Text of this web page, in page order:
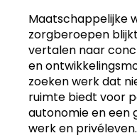
Maatschappelijke
zorgberoepen
vertalen naar
en
zoeken werk dat
ruimte biedt voor
autonomie en een
werk en privéleven.